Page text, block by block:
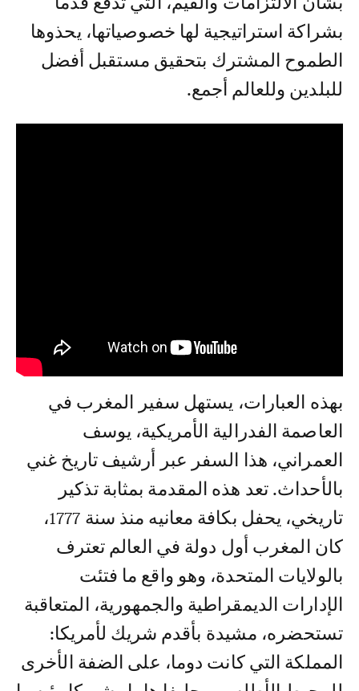
بشراكة استراتیجیة لھا خصوصیاتھا، یحذوھا
الطموح المشترك بتحقیق مستقبل أفضل
للبلدین وللعالم أجمع.
بھذه العبارات، یستھل سفیر المغرب في
العاصمة الفدرالیة الأمریكیة، یوسف
العمراني، ھذا السفر عبر أرشیف تاریخ غني
بالأحداث. تعد ھذه المقدمة بمثابة تذكیر
تاریخي، یحفل بكافة معانیه منذ سنة 1777،
كان المغرب أول دولة في العالم تعترف
بالولایات المتحدة، وھو واقع ما فتئت
الإدارات الدیمقراطیة والجمھوریة، المتعاقبة
تستحضره، مشیدة بأقدم شریك لأمریكا:
المملكة التي كانت دوما، على الضفة الأخرى